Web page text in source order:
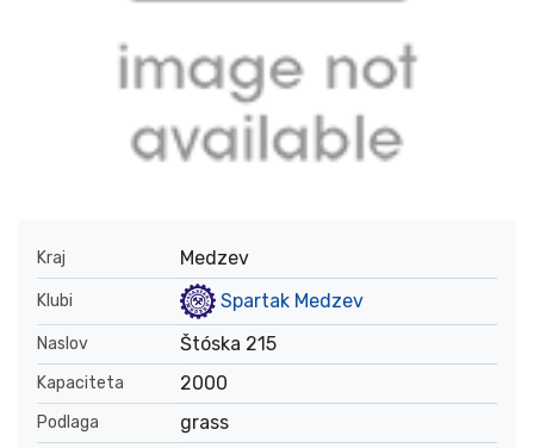
Kraj Medzev
Klubi Spartak Medzev
Naslov Štóska 215
Kapaciteta 2000
Podlaga grass